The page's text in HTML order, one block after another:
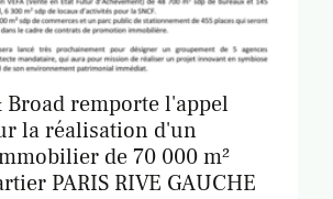
Broad remporte l'appel
la réalisation d'un
de 70 000 m²
PARIS RIVE GAUCHE